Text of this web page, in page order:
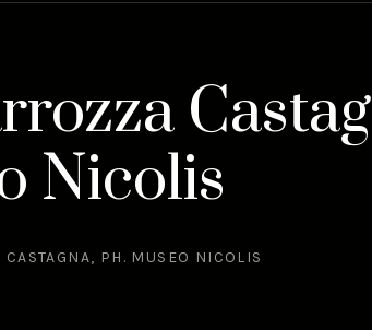
Nicolis
PH. MUSEO NICOLIS